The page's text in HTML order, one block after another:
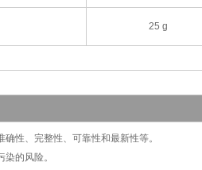
25 g
性、完整性、可靠性和最新性等。
的风险。